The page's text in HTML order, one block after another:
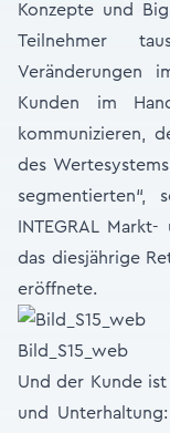
Konzepte und
Teilnehmer
Veränderungen
Kunden im
kommunizieren,
des
segmentierten“,
INTEGRAL
das diesjährige
eröffnete.
Bild_S15_web
Und der Kunde
und